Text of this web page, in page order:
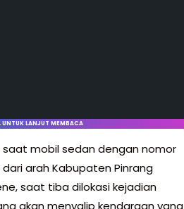
UNTUK LANJUT MEMBACA
mobil sedan dengan nomor
dari arah Kabupaten Pinrang
saat tiba dilokasi kejadian
akan menyalip kendaraan yang